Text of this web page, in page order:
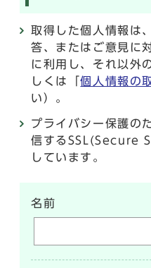
取得した個人情報は
答、またはご意見に
に利用し、それ以外
しくは「個人情報の
い）。
プライバシー保護の
信するSSL(Secure
しています。
名前